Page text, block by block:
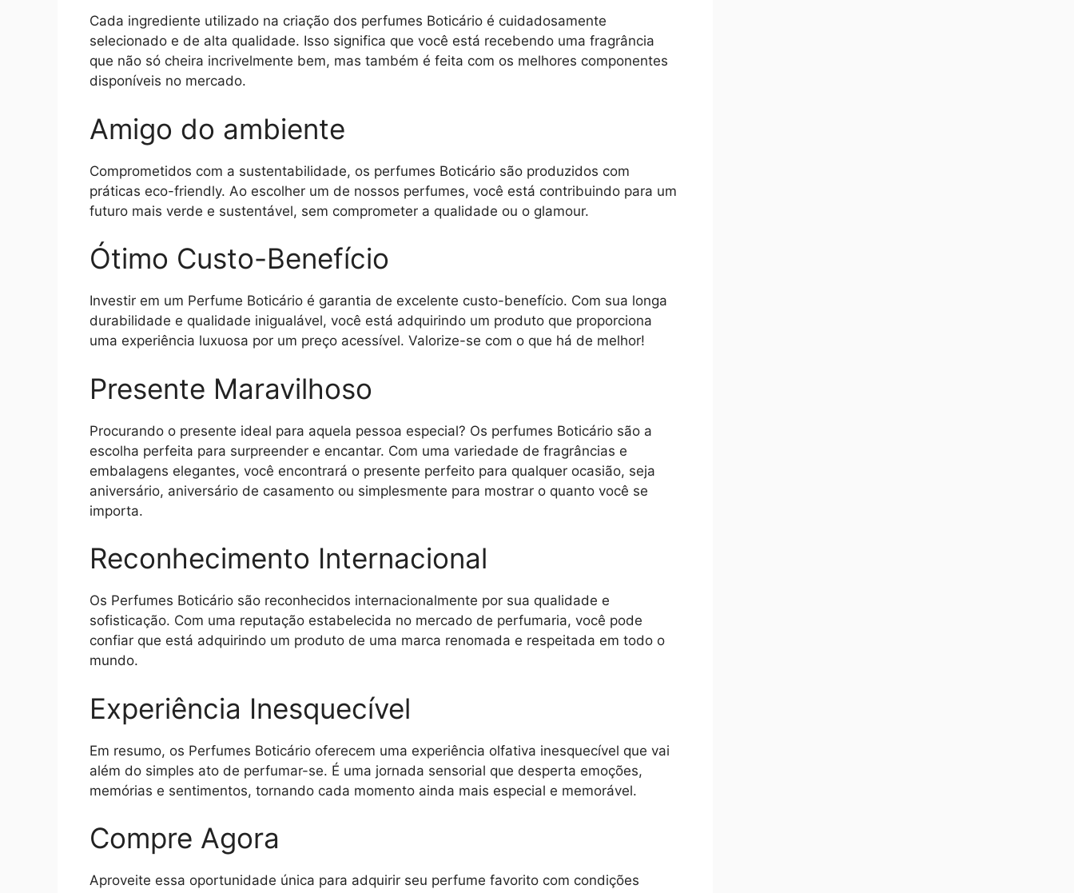
Cada ingrediente utilizado na criação dos perfumes Boticário é cuidadosamente
selecionado e de alta qualidade. Isso significa que você está recebendo uma fragrância
que não só cheira incrivelmente bem, mas também é feita com os melhores componentes
disponíveis no mercado.
Amigo do ambiente
Comprometidos com a sustentabilidade, os perfumes Boticário são produzidos com
práticas eco-friendly. Ao escolher um de nossos perfumes, você está contribuindo para um
futuro mais verde e sustentável, sem comprometer a qualidade ou o glamour.
Ótimo Custo-Benefício
Investir em um Perfume Boticário é garantia de excelente custo-benefício. Com sua longa
durabilidade e qualidade inigualável, você está adquirindo um produto que proporciona
uma experiência luxuosa por um preço acessível. Valorize-se com o que há de melhor!
Presente Maravilhoso
Procurando o presente ideal para aquela pessoa especial? Os perfumes Boticário são a
escolha perfeita para surpreender e encantar. Com uma variedade de fragrâncias e
embalagens elegantes, você encontrará o presente perfeito para qualquer ocasião, seja
aniversário, aniversário de casamento ou simplesmente para mostrar o quanto você se
importa.
Reconhecimento Internacional
Os Perfumes Boticário são reconhecidos internacionalmente por sua qualidade e
sofisticação. Com uma reputação estabelecida no mercado de perfumaria, você pode
confiar que está adquirindo um produto de uma marca renomada e respeitada em todo o
mundo.
Experiência Inesquecível
Em resumo, os Perfumes Boticário oferecem uma experiência olfativa inesquecível que vai
além do simples ato de perfumar-se. É uma jornada sensorial que desperta emoções,
memórias e sentimentos, tornando cada momento ainda mais especial e memorável.
Compre Agora
Aproveite essa oportunidade única para adquirir seu perfume favorito com condições